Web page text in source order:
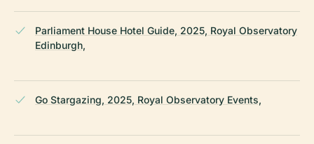
Parliament House Hotel Guide, 2025, Royal Observatory
Edinburgh,
Go Stargazing, 2025, Royal Observatory Events,